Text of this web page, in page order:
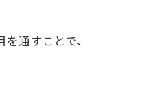
通すことで、